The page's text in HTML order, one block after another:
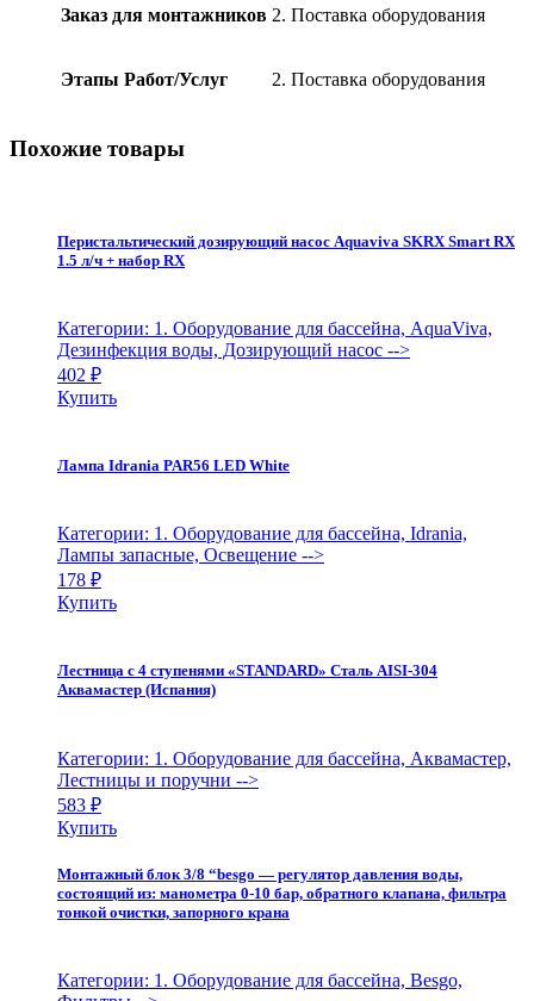
ячейкой
дисплеем
Idrania
Заказ для монтажников 2. Поставка оборудования
Этапы Работ/Услуг 2. Поставка оборудования
Похожие товары
Перистальтический дозирующий насос Aquaviva SKRX Smart RX
1.5 л/ч + набор RX
Категории: 1. Оборудование для бассейна, AquaViva,
Дезинфекция воды, Дозирующий насос -->
402 ₽
Купить
Лампа Idrania PAR56 LED White
Категории: 1. Оборудование для бассейна, Idrania,
Лампы запасные, Освещение -->
178 ₽
Купить
Лестница с 4 ступенями «STANDARD» Сталь AISI-304
Аквамастер (Испания)
Категории: 1. Оборудование для бассейна, Аквамастер,
Лестницы и поручни -->
583 ₽
Купить
Монтажный блок 3/8 “besgo — регулятор давления воды,
состоящий из: манометра 0-10 бар, обратного клапана, фильтра
тонкой очистки, запорного крана
Категории: 1. Оборудование для бассейна, Besgo,